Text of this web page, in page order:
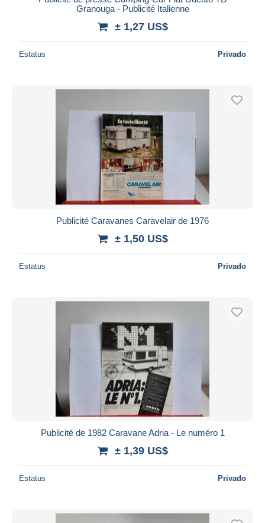
Granouga - Publicité Italienne
± 1,27 US$
Estatus Privado
Publicité Caravanes Caravelair de 1976
± 1,50 US$
Estatus Privado
Publicité de 1982 Caravane Adria - Le numéro 1
± 1,39 US$
Estatus Privado